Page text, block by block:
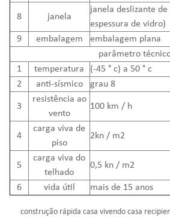
8 janela
janela deslizante
espessura de vidro)
9
embalagem
embalagem plana
parâmetro
1
temperatura
(-45 ° c) a 50 ° c
2
anti-sísmico grau 8
3
resistência ao
vento
100 km / h
4
carga viva de
piso
2kn / m2
5
carga viva do
telhado
0,5 kn / m2
6 vida útil mais de 15 anos
construção rápida casa vivendo casa